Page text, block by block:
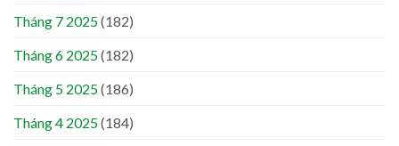
Tháng 7 2025(182)
Tháng 6 2025(182)
Tháng 5 2025(186)
Tháng 4 2025(184)